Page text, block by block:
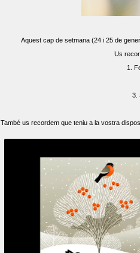
Aquest cap de setmana (24 i 25 de
Us
1.
3.
També us recordem que teniu a la vostra